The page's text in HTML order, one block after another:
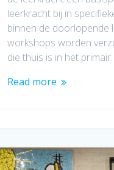
leerkracht bij in
binnen de doorlopende
workshops worden
die thuis is in het
Read more